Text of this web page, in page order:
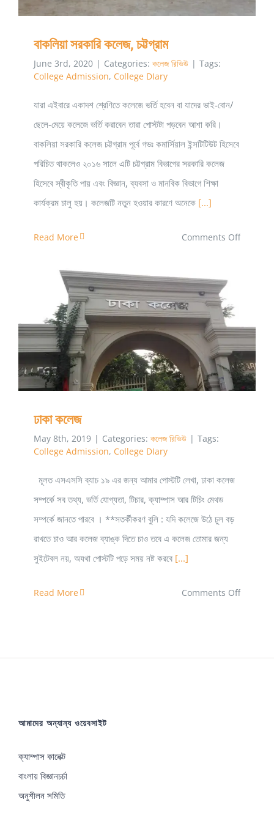
বাকলিয়া সরকারি কলেজ, চট্টগ্রাম
June 3rd, 2020 | Categories: কলেজ রিভিউ | Tags:
College Admission, College DIary
যারা এইবারে একাদশ শ্রেণিতে কলেজে ভর্তি হবেন বা যাদের ভাই-বোন/
ছেলে-মেয়ে কলেজে ভর্তি করাবেন তারা পোস্টটা পড়বেন আশা করি।
বাকলিয়া সরকারি কলেজ চট্টগ্রাম পূর্বে গভঃ কমার্সিয়াল ইন্সটিটিউট হিসেবে
পরিচিত থাকলেও ২০১৬ সালে এটি চট্টগ্রাম বিভাগের সরকারি কলেজ
হিসেবে স্বীকৃতি পায় এবং বিজ্ঞান, ব্যবসা ও মানবিক বিভাগে শিক্ষা
কার্যক্রম চালু হয়। কলেজটি নতুন হওয়ার কারণে অনেকে [...]
Read More Comments Offon
ঢাকা কলেজ
ঢাকা কলেজ
May 8th, 2019 | Categories: কলেজ রিভিউ | Tags:
College Admission, College DIary
মূলত এসএসসি ব্যাচ ১৯ এর জন্য আমার পোস্টটি লেখা, ঢাকা কলেজ
সম্পর্কে সব তথ্য, ভর্তি যোগ্যতা, টিচার, ক্যাম্পাস আর টিচিং মেথড
সম্পর্কে জানতে পারবে । **সতর্কীকরণ বুলি : যদি কলেজে উঠে চুল বড়
রাখতে চাও আর কলেজ ব্যাঙ্ক দিতে চাও তবে এ কলেজ তোমার জন্য
সুইটেবল নয়, অযথা পোস্টটি পড়ে সময় নষ্ট করবে [...]
Read More Comments Offon
আমাদের অন্যান্য ওয়েবসাইট
ক্যাম্পাস কানেক্ট
বাংলায় বিজ্ঞানচর্চা
অনুশীলন সমিতি